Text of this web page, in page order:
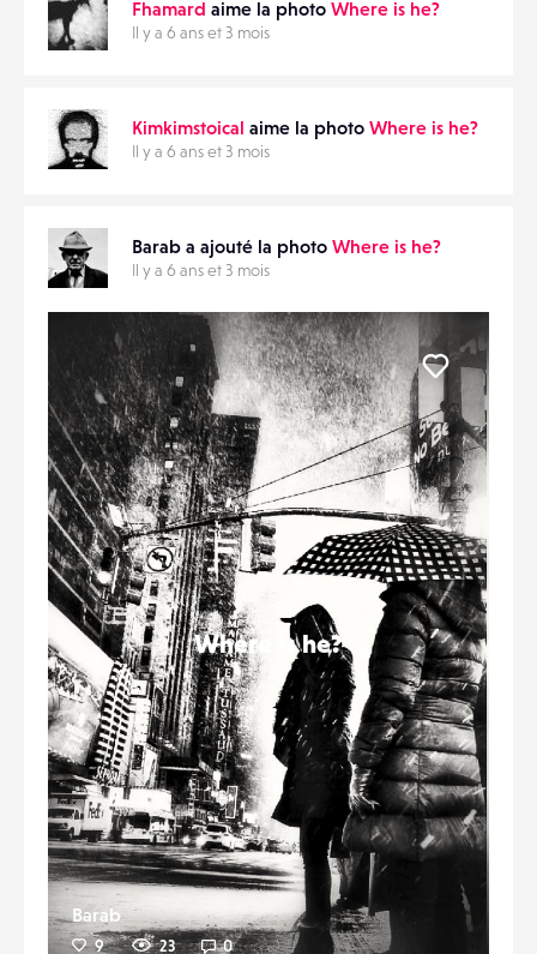
Fhamard aime la photo Where is he?
Il y a 6 ans et 3 mois
Kimkimstoical aime la photo Where is he?
Il y a 6 ans et 3 mois
Barab a ajouté la photo Where is he?
Il y a 6 ans et 3 mois
Where is he?
Barab
9 23 0
Liker